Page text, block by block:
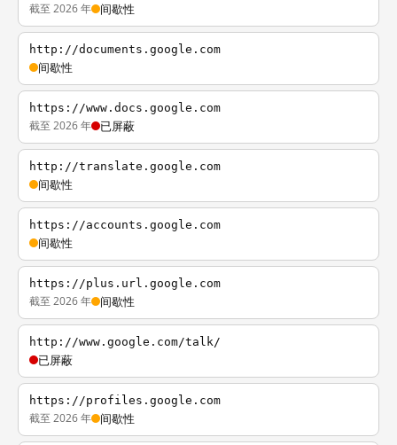
截至 2026 年 间歇性
http://documents.google.com
间歇性
https://www.docs.google.com
截至 2026 年 已屏蔽
http://translate.google.com
间歇性
https://accounts.google.com
间歇性
https://plus.url.google.com
截至 2026 年 间歇性
http://www.google.com/talk/
已屏蔽
https://profiles.google.com
截至 2026 年 间歇性